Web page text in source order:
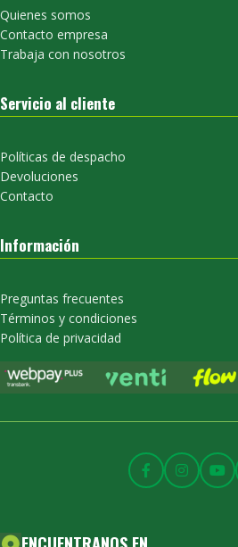
Quienes somos
Contacto empresa
Trabaja con nosotros
Servicio al cliente
Políticas de despacho
Devoluciones
Contacto
Información
Preguntas frecuentes
Términos y condiciones
Política de privacidad